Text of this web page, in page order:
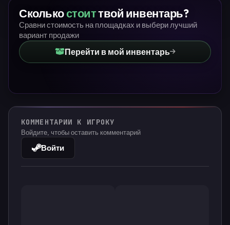
Сколькостоиттвой инвентарь?
Сравни стоимость на площадках и выбери лучший
вариант продажи
Перейти в мой инвентарь
КОММЕНТАРИИ К ИГРОКУ
Войдите, чтобы оставить комментарий
Войти